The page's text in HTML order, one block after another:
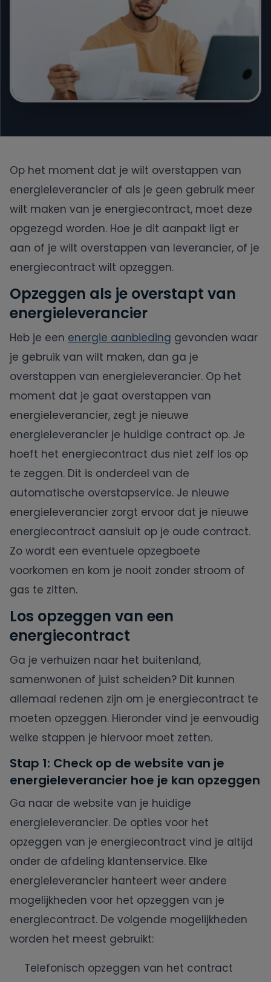
Frank Energie
Greenchoice
Innova Energie
Mega
NextEnergy
Oxxio
Powerpeers
Pure Energie
UnitedConsumers
Vandebron
Vattenfall
Op het moment dat je wilt overstappen van
energieleverancier of als je geen gebruik meer
wilt maken van je energiecontract, moet deze
opgezegd worden. Hoe je dit aanpakt ligt er
aan of je wilt overstappen van leverancier, of je
energiecontract wilt opzeggen.
Opzeggen als je overstapt van
energieleverancier
Heb je een energie aanbieding gevonden waar
je gebruik van wilt maken, dan ga je
overstappen van energieleverancier. Op het
moment dat je gaat overstappen van
energieleverancier, zegt je nieuwe
energieleverancier je huidige contract op. Je
hoeft het energiecontract dus niet zelf los op
te zeggen. Dit is onderdeel van de
automatische overstapservice. Je nieuwe
energieleverancier zorgt ervoor dat je nieuwe
energiecontract aansluit op je oude contract.
Zo wordt een eventuele opzegboete
voorkomen en kom je nooit zonder stroom of
gas te zitten.
Los opzeggen van een
energiecontract
Ga je verhuizen naar het buitenland,
samenwonen of juist scheiden? Dit kunnen
allemaal redenen zijn om je energiecontract te
moeten opzeggen. Hieronder vind je eenvoudig
welke stappen je hiervoor moet zetten.
Stap 1: Check op de website van je
energieleverancier hoe je kan opzeggen
Ga naar de website van je huidige
energieleverancier. De opties voor het
opzeggen van je energiecontract vind je altijd
onder de afdeling klantenservice. Elke
energieleverancier hanteert weer andere
mogelijkheden voor het opzeggen van je
energiecontract. De volgende mogelijkheden
worden het meest gebruikt:
Telefonisch opzeggen van het contract